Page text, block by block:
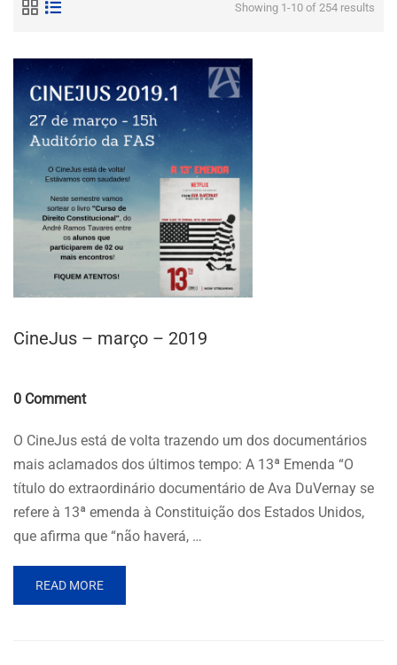
Showing 1-10 of 254 results
CineJus – março – 2019
0 Comment
O CineJus está de volta trazendo um dos documentários
mais aclamados dos últimos tempo: A 13ª Emenda “O
título do extraordinário documentário de Ava DuVernay se
refere à 13ª emenda à Constituição dos Estados Unidos,
que afirma que “não haverá, …
READ MORE